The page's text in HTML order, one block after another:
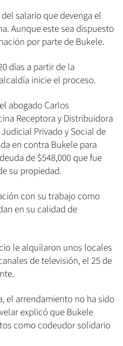
salario que devenga el
Aunque este sea dispuesto
por parte de Bukele.
días a partir de la
inicie el proceso.
abogado Carlos
Receptora y Distribuidora
Privado y Social de
en contra Bukele para
de $548,000 que fue
su propiedad.
con su trabajo como
en su calidad de
le alquilaron unos locales
de televisión, el 25 de
el arrendamiento no ha sido
explicó que Bukele
como codeudor solidario